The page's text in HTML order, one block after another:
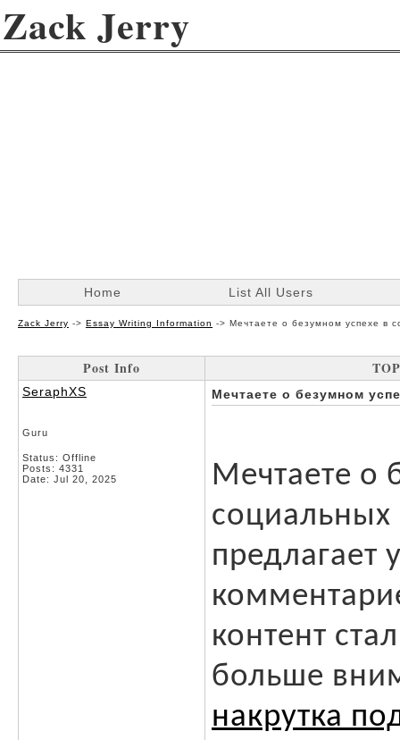
Zack Jerry
Home List All Users
Zack Jerry -> Essay Writing Information -> Мечтаете о безумном успехе в
Post Info
SeraphXS
Guru
Status: Offline
Posts: 4331
Date: Jul 20, 2025
Мечтаете о безумном
Мечтаете о
предлагает
контент
больше
накрутка